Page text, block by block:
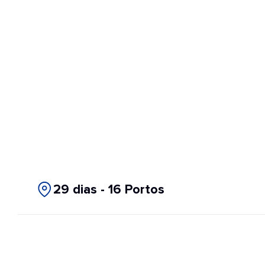
29 dias - 16 Portos